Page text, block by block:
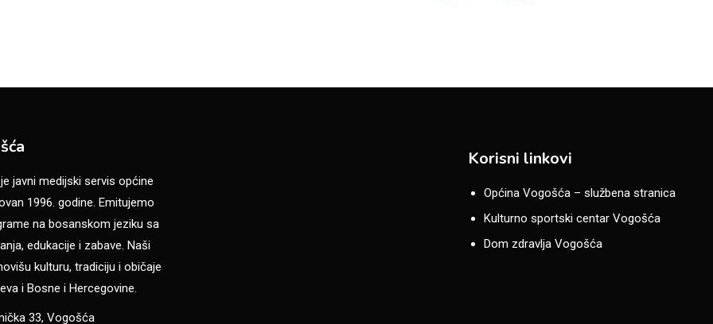
javni medijski servis općine
1996. godine. Emitujemo
na bosanskom jeziku sa
edukacije i zabave. Naši
kulturu, tradiciju i običaje
i Bosne i Hercegovine.
33, Vogošća
Korisni linkovi
Općina Vogošća – službena stranica
Kulturno sportski centar Vogošća
Dom zdravlja Vogošća